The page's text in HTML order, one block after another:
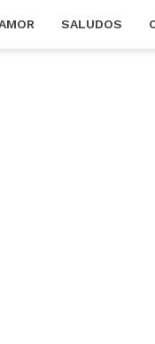
SALUDOS